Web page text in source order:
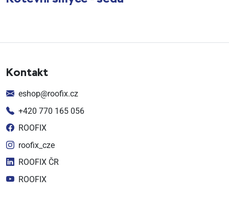
Kontakt
eshop@roofix.cz
+420 770 165 056
ROOFIX
roofix_cze
ROOFIX ČR
ROOFIX